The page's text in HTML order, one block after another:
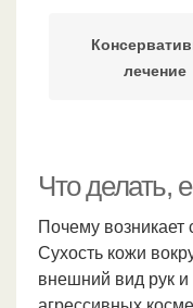
лечение
Что делать,
Почему возникает
Сухость кожи
внешний вид рук и